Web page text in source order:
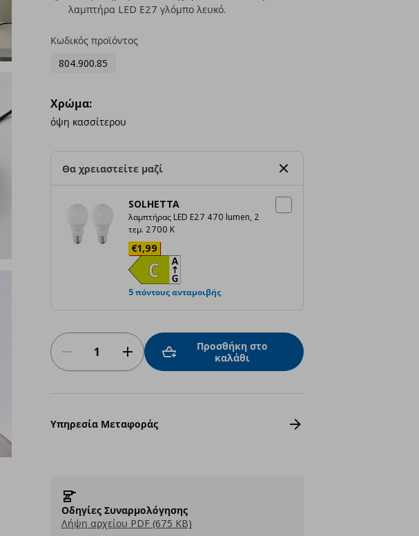
λαμπτήρα LED Ε27 γλόμπο λευκό.
Κωδικός προϊόντος
804.900.85
Χρώμα:
όψη κασσίτερου
Θα χρειαστείτε μαζί
SOLHETTA
λαμπτήρας LED E27 470 lumen, 2
τεμ. 2700 K
€1,99
Τρέχουσα τιμή
5 πόντους ανταμοιβής
Προσθήκη στο
καλάθι
Υπηρεσία Μεταφοράς
Οδηγίες Συναρμολόγησης
Λήψη αρχείου PDF (675 KB)